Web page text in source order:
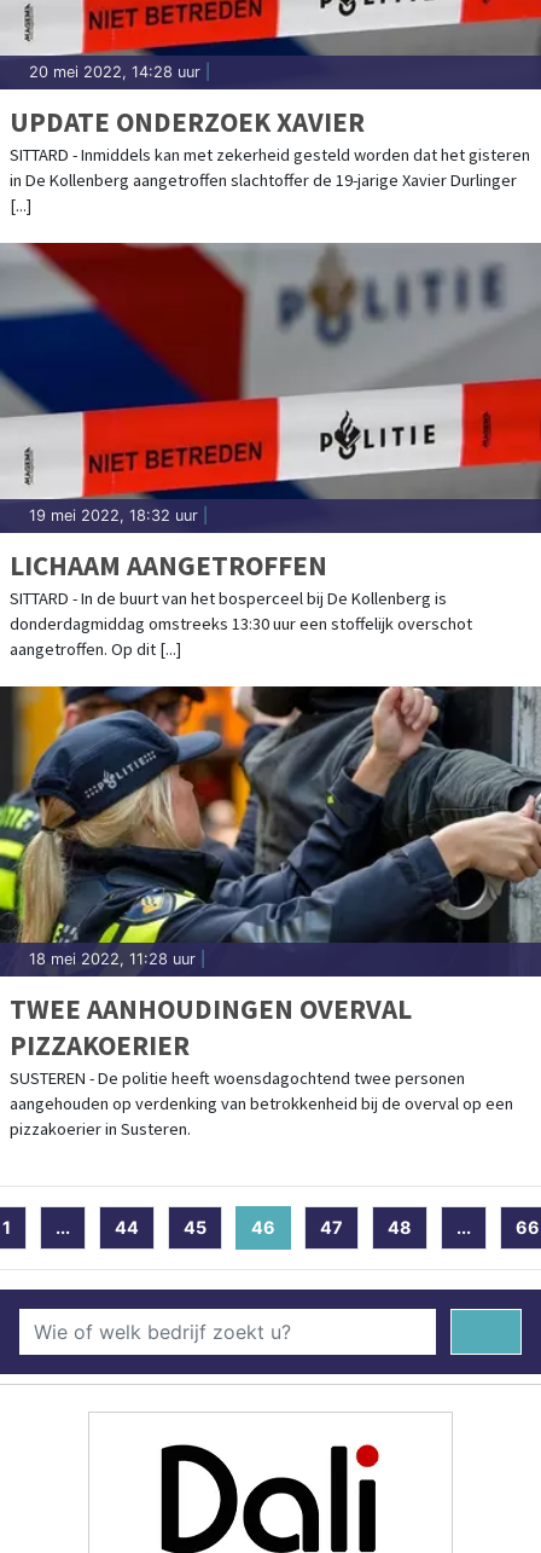
20 mei 2022, 14:28 uur
UPDATE ONDERZOEK XAVIER
SITTARD - Inmiddels kan met zekerheid gesteld worden dat het gisteren
in De Kollenberg aangetroffen slachtoffer de 19-jarige Xavier Durlinger
[...]
19 mei 2022, 18:32 uur
LICHAAM AANGETROFFEN
SITTARD - In de buurt van het bosperceel bij De Kollenberg is
donderdagmiddag omstreeks 13:30 uur een stoffelijk overschot
aangetroffen. Op dit [...]
18 mei 2022, 11:28 uur
TWEE AANHOUDINGEN OVERVAL
PIZZAKOERIER
SUSTEREN - De politie heeft woensdagochtend twee personen
aangehouden op verdenking van betrokkenheid bij de overval op een
pizzakoerier in Susteren.
1 ... 44 45 46 (current)
47 48 ... 66